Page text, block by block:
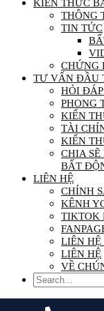
KIẾN THỨC
THÔNG
TIN TỨC
CHỨNG
TƯ VẤN ĐẦU
HỎI
PHONG
KIẾN
TÀI
KIẾN
CHIA
BẤT
LIÊN HỆ
CHÍNH
KÊNH
TIKTOK
LIÊN HỆ
LIÊN HỆ
VỀ